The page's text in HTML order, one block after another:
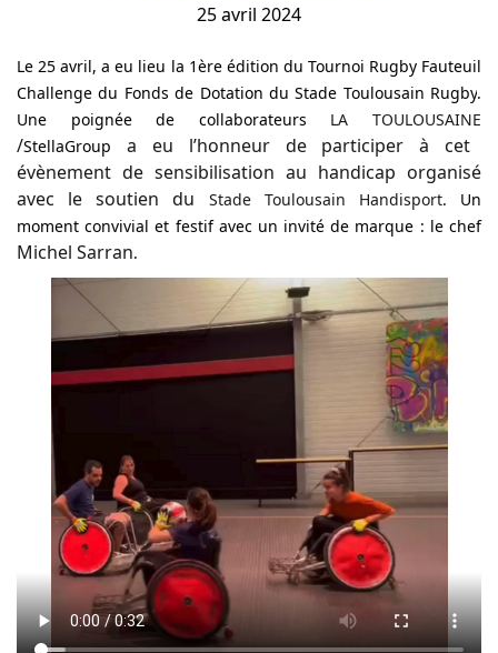
25 avril 2024
Le 25 avril, a eu lieu la 1ère édition du Tournoi Rugby Fauteuil
Challenge du Fonds de Dotation du Stade Toulousain Rugby.
Une poignée de collaborateurs
LA TOULOUSAINE
/StellaGroup
a eu l’honneur de participer à cet
évènement de sensibilisation au handicap organisé
avec le soutien du
Stade Toulousain Handisport. Un
moment convivial et festif avec un invité de marque : le chef
Michel Sarran.